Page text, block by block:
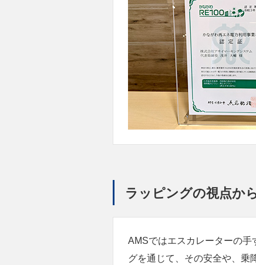
ラッピングの視点か
AMSではエスカレーターの
グを通じて、その安全や、乗